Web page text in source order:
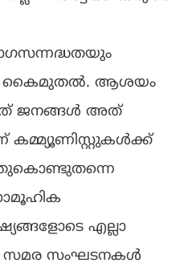
കൈമുതൽ. ആശയം
ജനങ്ങൾ അത്
കമ്മ്യൂണിസ്റ്റുകൾക്ക്
എല്ലാ
സമര സംഘടനകൾ